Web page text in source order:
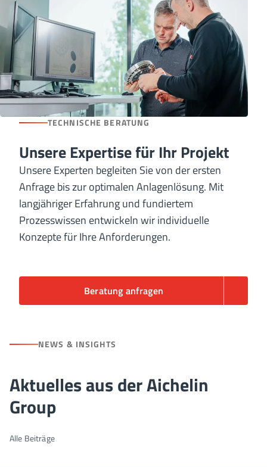
TECHNISCHE BERATUNG
Unsere Expertise für Ihr Projekt
Unsere Experten begleiten Sie von der ersten
Anfrage bis zur optimalen Anlagenlösung. Mit
langjähriger Erfahrung und fundiertem
Prozesswissen entwickeln wir individuelle
Konzepte für Ihre Anforderungen.
Beratung anfragen
NEWS & INSIGHTS
Aktuelles aus der Aichelin
Group
Alle Beiträge